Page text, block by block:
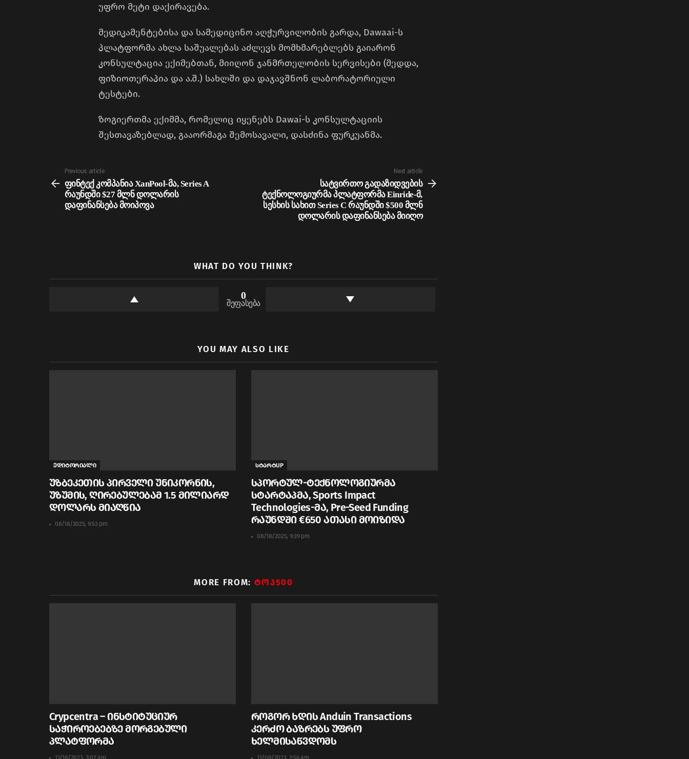
უფრო მეტი დაქირავება.
მედიკამენტებისა და სამედიცინო აღჭურვილობის გარდა, Dawaai-ს
პლატფორმა ახლა საშუალებას აძლევს მომხმარებლებს გაიარონ
კონსულტაცია ექიმებთან, მიიღონ ჯანმრთელობის სერვისები (მედდა,
ფიზიოთერაპია და ა.შ.) სახლში და დაჯავშნონ ლაბორატორიული
ტესტები.
ზოგიერთმა ექიმმა, რომელიც იყენებს Dawai-ს კონსულტაციის
შესთავაზებლად, გააორმაგა შემოსავალი, დასძინა ფურკუანმა.
more
Previous article
ფინტექ კომპანია XanPool-მა, Series A
რაუნდში $27 მლნ დოლარის
დაფინანსება მოიპოვა
Next article
სატვირთო გადაზიდვების
ტექნოლოგიურმა პლატფორმა Einride-მ,
სესხის სახით Series C რაუნდში $500 მლნ
დოლარის დაფინანსება მიიღო
WHAT DO YOU THINK?
0
შეფასება
YOU MAY ALSO LIKE
ედიტორიალი
უზბეკეთის პირველი უნიკორნის,
უზუმის, ღირებულებამ 1.5 მილიარდ
დოლარს მიაღწია
08/18/2025, 9:53 pm
სტარტUP
სპორტულ-ტექნოლოგიურმა
სტარტაპმა, Sports Impact
Technologies-მა, Pre-Seed Funding
რაუნდში €650 ათასი მოიზიდა
08/18/2025, 9:39 pm
MORE FROM: ᲢᲝᲞ500
Crypcentra – ინსტიტუციურ
საჭიროებებზე მორგებული
პლატფორმა
როგორ ხდის Anduin Transactions
კერძო ბაზრებს უფრო
ხელმისაწვდომს